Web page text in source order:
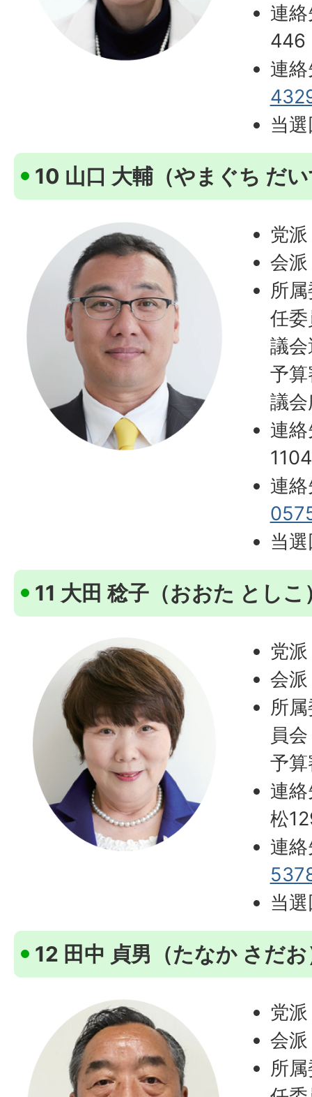
連
446
連
当
10 山口 大輔（やまぐち だ
党
会
所
任
議
予
議
連
1104
連
当
11 大田 稔子（おおた としこ
党
会
所
員会
予
連
松
連
当
12 田中 貞男（たなか さだお
党
会
所